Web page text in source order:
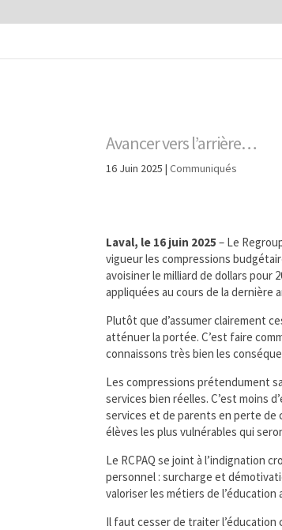
Avancer vers l’arrière…
16 Juin 2025 |Communiqués
Laval, le 16 juin 2025 – Le
vigueur les compressions
avoisiner le milliard de dollars pour
appliquées au cours de la dernière
Plutôt que d’assumer clairement
atténuer la portée. C’est faire
connaissons très bien les
Les compressions prétendument
services bien réelles. C’est moins
services et de parents en perte de
élèves les plus vulnérables qui
Le RCPAQ se joint à l’indignation
personnel : surcharge et
valoriser les métiers de l’éducation
Il faut cesser de traiter l’éducation